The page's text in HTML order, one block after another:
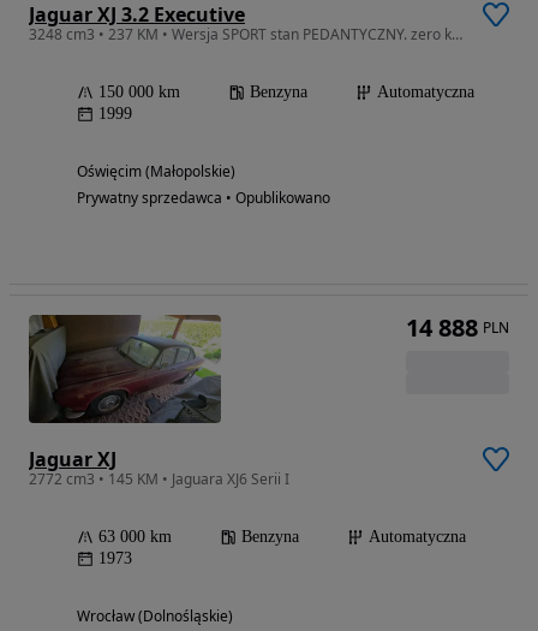
Jaguar XJ 3.2 Executive
3248 cm3 • 237 KM • Wersja SPORT stan PEDANTYCZNY. zero korozji. mechanicznie PERFEKCYJNY
150 000 km Benzyna
Automatyczna
1999
Oświęcim (Małopolskie)
Prywatny sprzedawca • Opublikowano
Jaguar XJ
2772 cm3 • 145 KM • Jaguara XJ6 Serii I
63 000 km Benzyna
Automatyczna
1973
Wrocław (Dolnośląskie)
14 888 PLN